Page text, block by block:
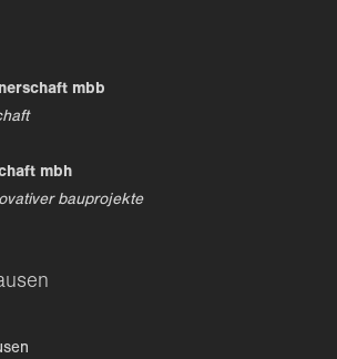
suite 600
94102
890
mbb
mbh
bauprojekte